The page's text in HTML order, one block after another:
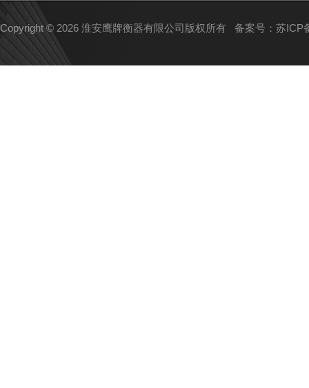
Copyright © 2026 淮安鹰牌衡器有限公司版权所有 备案号：苏ICP